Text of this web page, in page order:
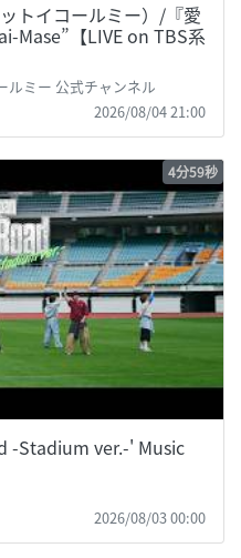
トイコールミー）/『愛
Mase”【LIVE on TBS系
ルミー 公式チャンネル
2026/08/04 21:00
4分59秒
-Stadium ver.-' Music
2026/08/03 00:00